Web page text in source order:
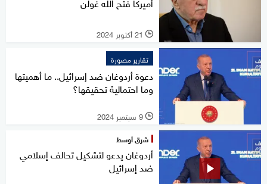
l 21 أكتوبر 2024
تقارير مصورة
دعوة أردوغان ضد إسرائيل.. ما أهميتها
وما احتمالية تحقيقها؟
l 9 سبتمبر 2024
شرق أوسط
أردوغان يدعو لتشكيل تحالف إسلامي
ضد إسرائيل